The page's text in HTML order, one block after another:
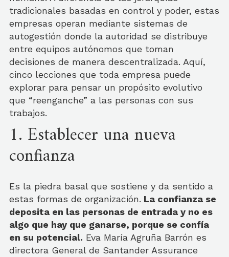
tradicionales basadas en control y poder, estas
empresas operan mediante sistemas de
autogestión donde la autoridad se distribuye
entre equipos autónomos que toman
decisiones de manera descentralizada. Aquí,
cinco lecciones que toda empresa puede
explorar para pensar un propósito evolutivo
que “reenganche” a las personas con sus
trabajos.
1. Establecer una nueva
confianza
Es la piedra basal que sostiene y da sentido a
estas formas de organización. La confianza se
deposita en las personas de entrada y no es
algo que hay que ganarse, porque se confía
en su potencial. Eva María Agruña Barrón es
directora General de Santander Assurance